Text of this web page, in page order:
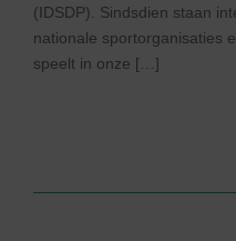
(IDSDP). Sindsdien staan
nationale sportorganisaties
speelt in onze […]